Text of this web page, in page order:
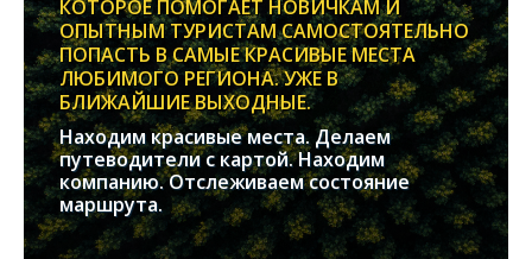
КОТОРОЕ ПОМОГАЕТ НОВИЧКАМ И
ОПЫТНЫМ ТУРИСТАМ САМОСТОЯТЕЛЬНО
ПОПАСТЬ В САМЫЕ КРАСИВЫЕ МЕСТА
ЛЮБИМОГО РЕГИОНА. УЖЕ В
БЛИЖАЙШИЕ ВЫХОДНЫЕ.
Находим красивые места. Делаем
путеводители с картой. Находим
компанию. Отслеживаем состояние
маршрута.